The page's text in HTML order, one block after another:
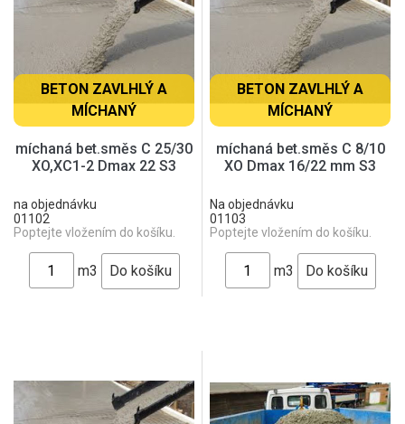
BETON ZAVLHLÝ A
MÍCHANÝ
míchaná bet.směs C 25/30
XO,XC1-2 Dmax 22 S3
na objednávku
01102
Poptejte vložením do košíku.
m3
BETON ZAVLHLÝ A
MÍCHANÝ
míchaná bet.směs C 8/10
XO Dmax 16/22 mm S3
Na objednávku
01103
Poptejte vložením do košíku.
m3